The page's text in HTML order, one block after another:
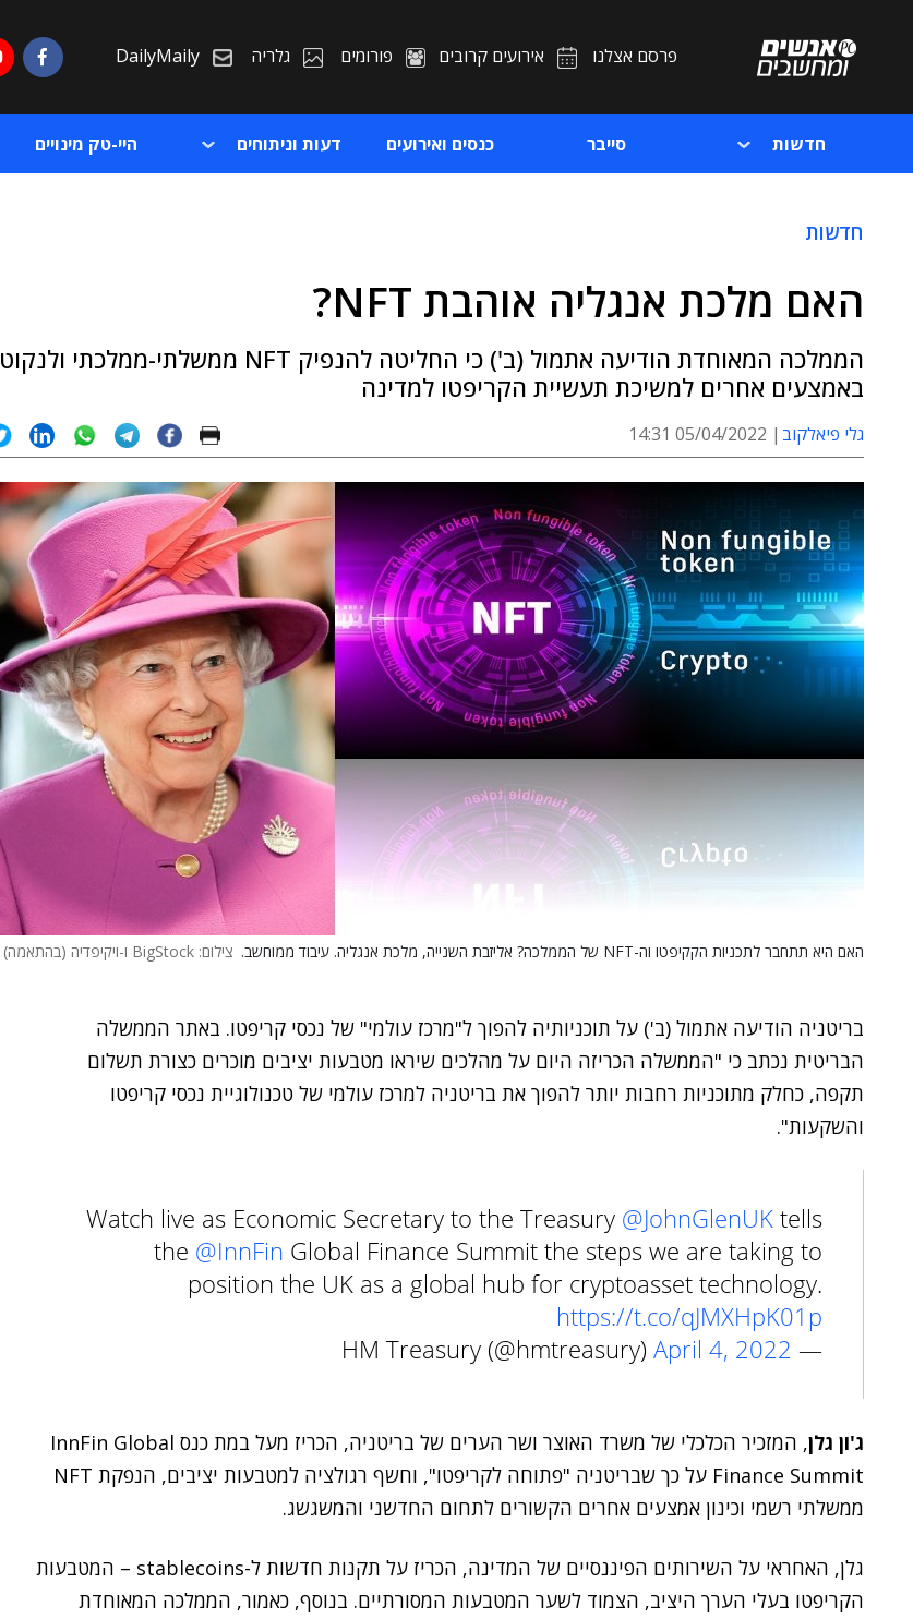
פרסם אצלנו אירועים קרובים פורומים גלריה DailyMaily
חדשות סייבר כנסים ואירועים דעות וניתוחים היי-טק מינויים
חדשות
האם מלכת אנגליה אוהבת NFT?
הממלכה המאוחדת הודיעה אתמול (ב') כי החליטה להנפיק NFT ממשלתי-ממלכתי ולנקוט
באמצעים אחרים למשיכת תעשיית הקריפטו למדינה
גלי פיאלקוב 05/04/2022 14:31
האם היא תתחבר לתכניות הקקיפטו וה-NFT של הממלכה? אליזבת השנייה, מלכת אנגליה. עיבוד ממוחשב. צילום: BigStock ו-ויקיפדיה (בהתאמה)
בריטניה הודיעה אתמול (ב') על תוכניותיה להפוך ל"מרכז עולמי" של נכסי קריפטו. באתר הממשלה
הבריטית נכתב כי "הממשלה הכריזה היום על מהלכים שיראו מטבעות יציבים מוכרים כצורת תשלום
תקפה, כחלק מתוכניות רחבות יותר להפוך את בריטניה למרכז עולמי של טכנולוגיית נכסי קריפטו
והשקעות".
Watch live as Economic Secretary to the Treasury @JohnGlenUK tells
the @InnFin Global Finance Summit the steps we are taking to
position the UK as a global hub for cryptoasset technology.
https://t.co/qJMXHpK01p
— HM Treasury (@hmtreasury)
April 4, 2022
ג'ון גלן, המזכיר הכלכלי של משרד האוצר ושר הערים של בריטניה, הכריז מעל במת כנס InnFin Global
Finance Summit על כך שבריטניה "פתוחה לקריפטו", וחשף רגולציה למטבעות יציבים, הנפקת NFT
ממשלתי רשמי וכינון אמצעים אחרים הקשורים לתחום החדשני והמשגשג.
גלן, האחראי על השירותים הפיננסיים של המדינה, הכריז על תקנות חדשות ל-stablecoins – המטבעות
הקריפטו בעלי הערך היציב, הצמוד לשער המטבעות המסורתיים. בנוסף, כאמור, הממלכה המאוחדת